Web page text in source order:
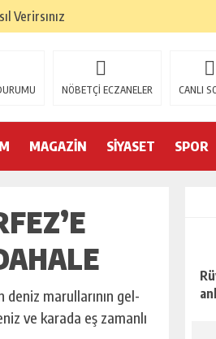
Verirsınız
NÖBETÇİ ECZANELER CANLI
MAGAZİN SİYASET SPOR
marullarının gel-
ve karada eş zamanlı